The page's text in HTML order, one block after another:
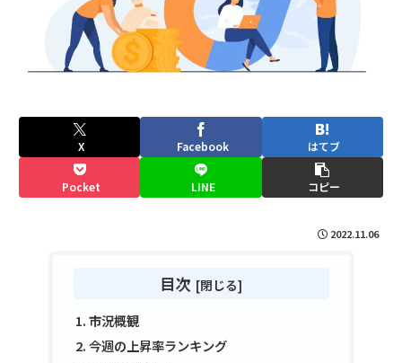
X Facebook はてブ
Pocket LINE コピー
2022.11.06
目次
市況概観
今週の上昇率ランキング